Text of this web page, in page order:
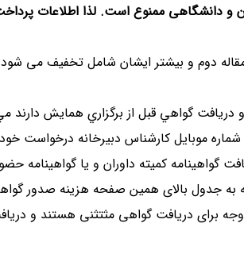
دانشگاهی ممنوع است. لذا اطلاعات
مقاله دوم و بیشتر ایشان شامل تخفیف می
گواهینامه کمیته داوران و یا گواهینامه
جدول بالای همین صفحه هزینه صدور
وجه برای دریافت گواهی مثتثنی هستند و